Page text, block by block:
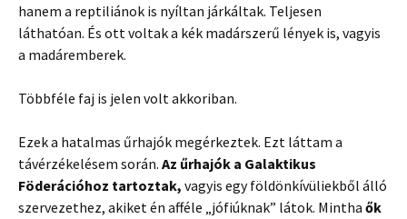
hanem a reptiliánok is nyíltan járkáltak. Teljesen
láthatóan. És ott voltak a kék madárszerű lények is, vagyis
a madáremberek.
Többféle faj is jelen volt akkoriban.
Ezek a hatalmas űrhajók megérkeztek. Ezt láttam a
távérzékelésem során. Az űrhajók a Galaktikus
Föderációhoz tartoztak, vagyis egy földönkívüliekből álló
szervezethez, akiket én afféle „jófiúknak” látok. Mintha ők